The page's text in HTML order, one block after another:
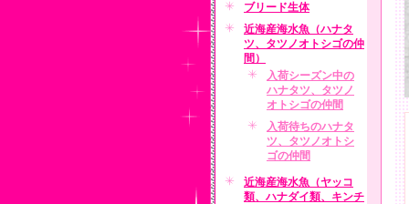
ブリード生体
近海産海水魚（ハナタ
ツ、タツノオトシゴの仲
間）
入荷シーズン中の
ハナタツ、タツノ
オトシゴの仲間
入荷待ちのハナタ
ツ、タツノオトシ
ゴの仲間
近海産海水魚（ヤッコ
類、ハナダイ類、キンチ